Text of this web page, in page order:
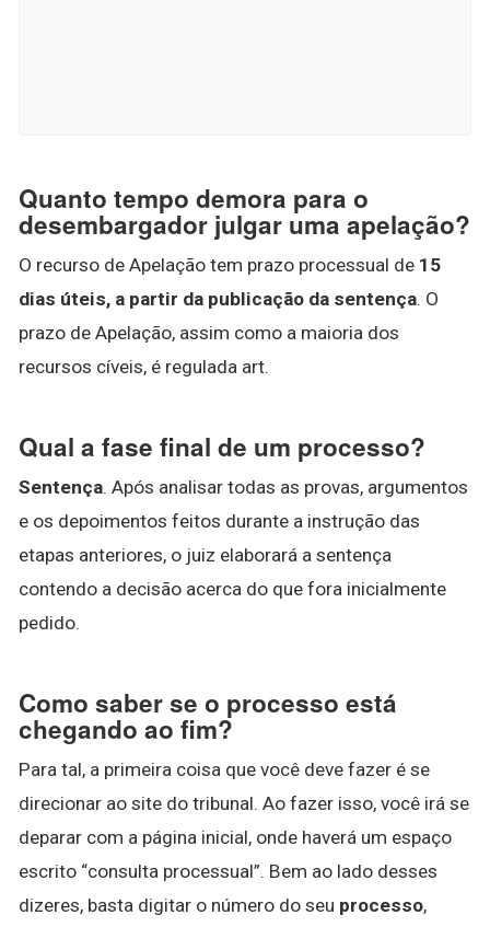
Quanto tempo demora para o
desembargador julgar uma apelação?
O recurso de Apelação tem prazo processual de 15
dias úteis, a partir da publicação da sentença. O
prazo de Apelação, assim como a maioria dos
recursos cíveis, é regulada art.
Qual a fase final de um processo?
Sentença. Após analisar todas as provas, argumentos
e os depoimentos feitos durante a instrução das
etapas anteriores, o juiz elaborará a sentença
contendo a decisão acerca do que fora inicialmente
pedido.
Como saber se o processo está
chegando ao fim?
Para tal, a primeira coisa que você deve fazer é se
direcionar ao site do tribunal. Ao fazer isso, você irá se
deparar com a página inicial, onde haverá um espaço
escrito “consulta processual”. Bem ao lado desses
dizeres, basta digitar o número do seu processo,